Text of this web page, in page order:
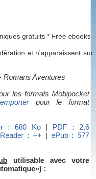
gratuits * Free ebooks
et n'apparaissent sur
Romans Aventures
les formats Mobipocket
pour le format
: 680 Ko| PDF : 2,6
: ++ | ePub : 577
utilisable avec votre
: